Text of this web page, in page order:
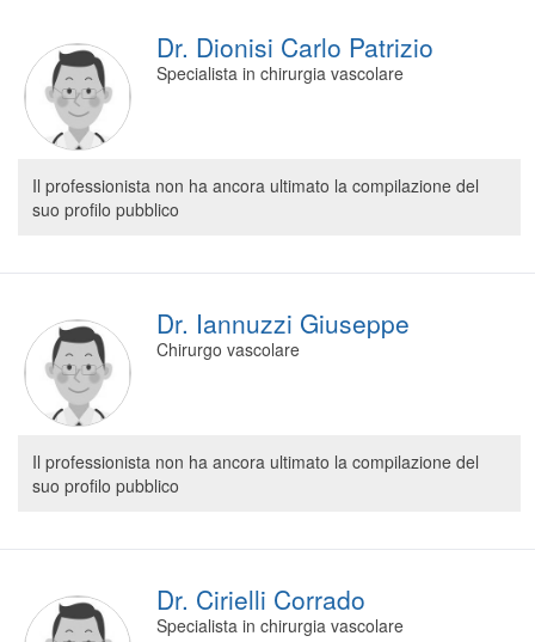
Dr. Dionisi Carlo Patrizio
Specialista in chirurgia vascolare
Il professionista non ha ancora ultimato la compilazione del
suo profilo pubblico
Dr. Iannuzzi Giuseppe
Chirurgo vascolare
Il professionista non ha ancora ultimato la compilazione del
suo profilo pubblico
Dr. Cirielli Corrado
Specialista in chirurgia vascolare